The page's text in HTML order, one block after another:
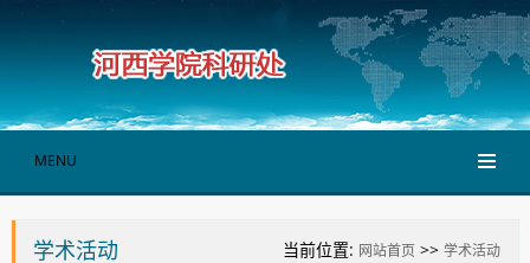
MENU
学术活动 当前位置: 网站首页 >>学术活动